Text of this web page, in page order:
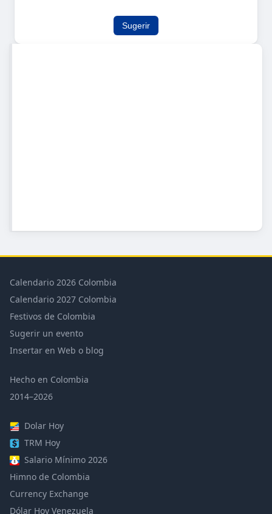
Sugerir
Calendario 2026 Colombia
Calendario 2027 Colombia
Festivos de Colombia
Sugerir un evento
Insertar en Web o blog
Hecho en Colombia
2014–2026
Dolar Hoy
TRM Hoy
Salario Mínimo 2026
Himno de Colombia
Currency Exchange
Dólar Hoy Venezuela